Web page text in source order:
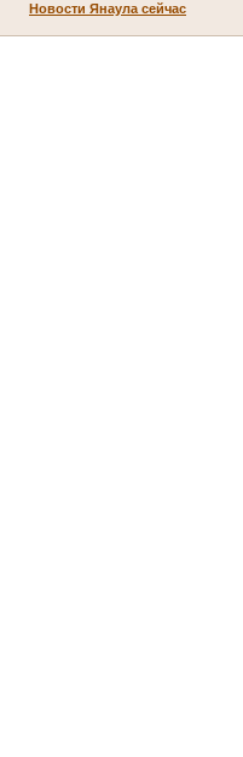
Новости Янаула сейчас